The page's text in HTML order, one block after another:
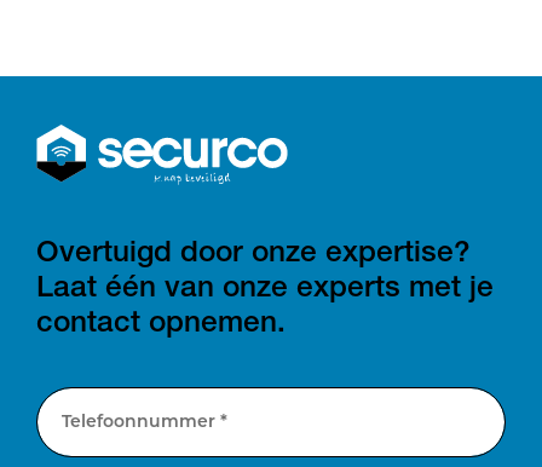
Overtuigd door onze expertise?
Laat één van onze experts met je
contact opnemen.
Telefoonnummer *